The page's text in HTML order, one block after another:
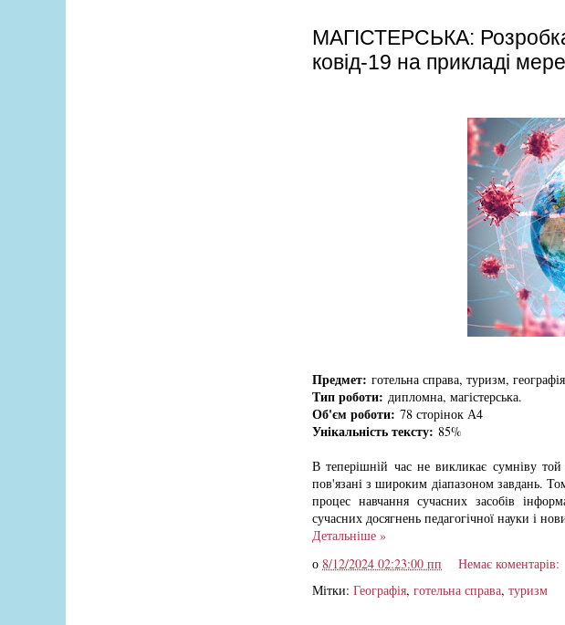
МАГІСТЕРСЬКА: Розробка
ковід-19 на прикладі
Предмет: готельна справа, туризм, географія
Тип роботи: дипломна, магістерська.
Об'єм роботи: 78 сторінок А4
Унікальність тексту: 85%
В теперішній час не викликає сумніву
пов'язані з широким діапазоном завдань.
процес навчання сучасних засобів
сучасних досягнень педагогічної науки і
Детальніше »
о 8/12/2024 02:23:00 пп
Немає коментарів:
Мітки: Географія, готельна справа, туризм